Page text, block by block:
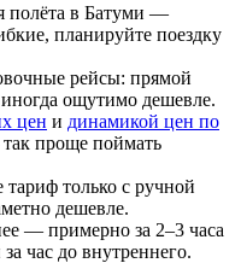
полёта в Батуми —
планируйте поездку
рейсы: прямой
иногда ощутимо дешевле.
цен и динамикой цен по
проще поймать
только с ручной
дешевле.
— примерно за 2–3 часа
час до внутреннего.